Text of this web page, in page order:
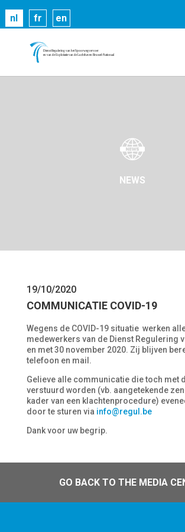
nl fr en
NEWS
19/10/2020
COMMUNICATIE COVID-19
Wegens de COVID-19 situatie werken
medewerkers van de Dienst Regulering
en met 30 november 2020. Zij blijven
telefoon en mail.
Gelieve alle communicatie die toch met
verstuurd worden (vb. aangetekende
kader van een klachtenprocedure)
door te sturen via info@regul.be
Dank voor uw begrip.
GO BACK TO THE MEDIA
Cookies helpen ons bij het leveren
diensten. Door gebruik te maken van
gaat u akkoord met ons gebruik van
informatie